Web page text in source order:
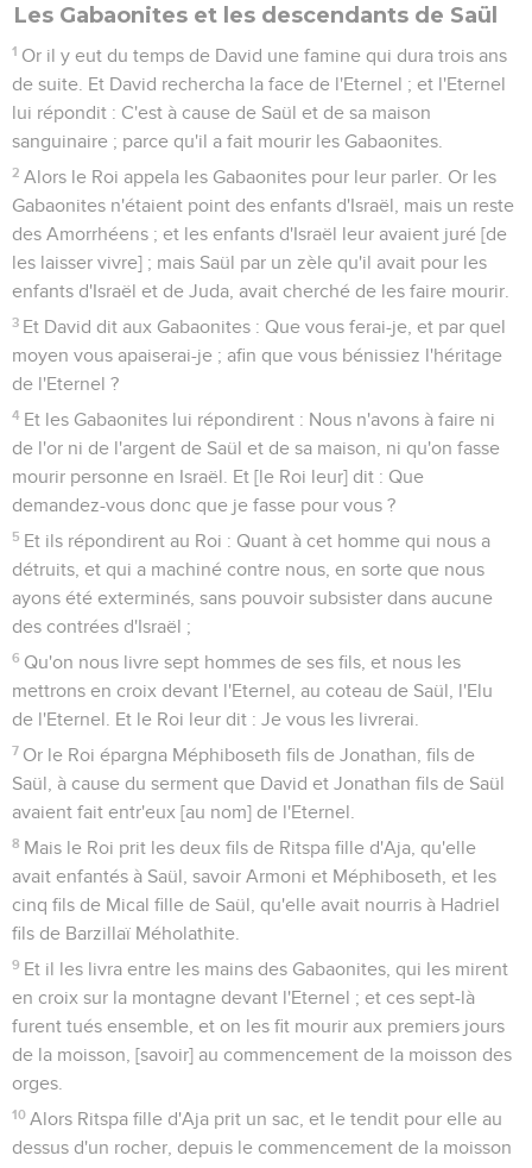
Les Gabaonites et les descendants de Saül
1 Or il y eut du temps de David une famine qui dura trois ans
de suite. Et David rechercha la face de l'Eternel ; et l'Eternel
lui répondit : C'est à cause de Saül et de sa maison
sanguinaire ; parce qu'il a fait mourir les Gabaonites.
2 Alors le Roi appela les Gabaonites pour leur parler. Or les
Gabaonites n'étaient point des enfants d'Israël, mais un reste
des Amorrhéens ; et les enfants d'Israël leur avaient juré [de
les laisser vivre] ; mais Saül par un zèle qu'il avait pour les
enfants d'Israël et de Juda, avait cherché de les faire mourir.
3 Et David dit aux Gabaonites : Que vous ferai-je, et par quel
moyen vous apaiserai-je ; afin que vous bénissiez l'héritage
de l'Eternel ?
4 Et les Gabaonites lui répondirent : Nous n'avons à faire ni
de l'or ni de l'argent de Saül et de sa maison, ni qu'on fasse
mourir personne en Israël. Et [le Roi leur] dit : Que
demandez-vous donc que je fasse pour vous ?
5 Et ils répondirent au Roi : Quant à cet homme qui nous a
détruits, et qui a machiné contre nous, en sorte que nous
ayons été exterminés, sans pouvoir subsister dans aucune
des contrées d'Israël ;
6 Qu'on nous livre sept hommes de ses fils, et nous les
mettrons en croix devant l'Eternel, au coteau de Saül, l'Elu
de l'Eternel. Et le Roi leur dit : Je vous les livrerai.
7 Or le Roi épargna Méphiboseth fils de Jonathan, fils de
Saül, à cause du serment que David et Jonathan fils de Saül
avaient fait entr'eux [au nom] de l'Eternel.
8 Mais le Roi prit les deux fils de Ritspa fille d'Aja, qu'elle
avait enfantés à Saül, savoir Armoni et Méphiboseth, et les
cinq fils de Mical fille de Saül, qu'elle avait nourris à Hadriel
fils de Barzillaï Méholathite.
9 Et il les livra entre les mains des Gabaonites, qui les mirent
en croix sur la montagne devant l'Eternel ; et ces sept-là
furent tués ensemble, et on les fit mourir aux premiers jours
de la moisson, [savoir] au commencement de la moisson des
orges.
10 Alors Ritspa fille d'Aja prit un sac, et le tendit pour elle au
dessus d'un rocher, depuis le commencement de la moisson